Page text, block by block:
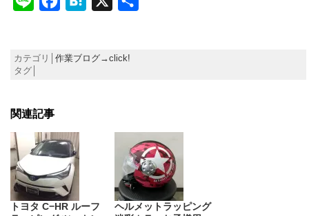
カテゴリ│ 作業ブログ→click!
タグ│
関連記事
トヨタ C−HR ルーフ
ヘルメットラッピング